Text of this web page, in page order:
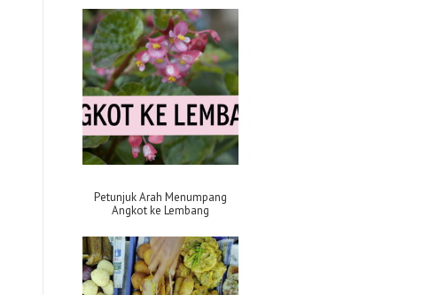
Petunjuk Arah Menumpang
Angkot ke Lembang